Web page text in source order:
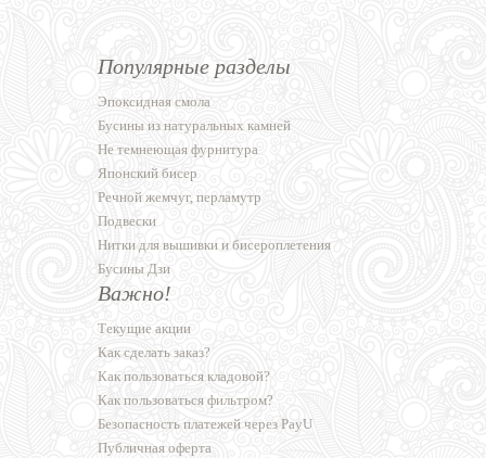
Популярные разделы
Эпоксидная смола
Бусины из натуральных камней
Не темнеющая фурнитура
Японский бисер
Речной жемчуг, перламутр
Подвески
Нитки для вышивки и бисероплетения
Бусины Дзи
Важно!
Текущие акции
Как сделать заказ?
Как пользоваться кладовой?
Как пользоваться фильтром?
Безопасность платежей через PayU
Публичная оферта